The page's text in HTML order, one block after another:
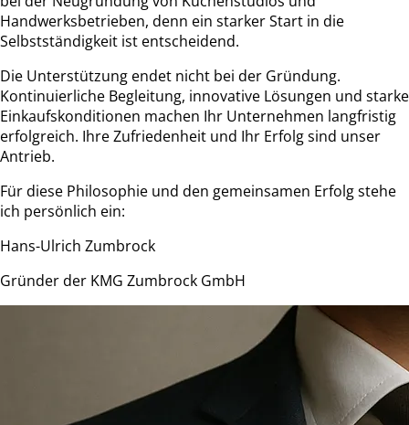
Handwerksbetrieben, denn ein starker Start in die
Selbstständigkeit ist entscheidend.
Die Unterstützung endet nicht bei der Gründung.
Kontinuierliche Begleitung, innovative Lösungen und starke
Einkaufskonditionen machen Ihr Unternehmen langfristig
erfolgreich. Ihre Zufriedenheit und Ihr Erfolg sind unser
Antrieb.
Für diese Philosophie und den gemeinsamen Erfolg stehe
ich persönlich ein:
Hans-Ulrich Zumbrock
Gründer der KMG Zumbrock GmbH